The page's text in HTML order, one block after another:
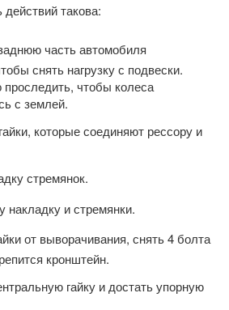
такова:
часть автомобиля
снять нагрузку с подвески.
чтобы колеса
с землей.
которые соединяют рессору и
стремянок.
накладку и стремянки.
от выворачивания, снять 4 болта
кронштейн.
гайку и достать упорную